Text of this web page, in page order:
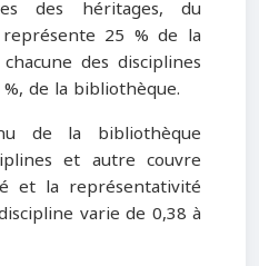
des héritages, du
25 % de la
des disciplines
de la bibliothèque.
de la bibliothèque
et autre couvre
et la représentativité
varie de 0,38 à